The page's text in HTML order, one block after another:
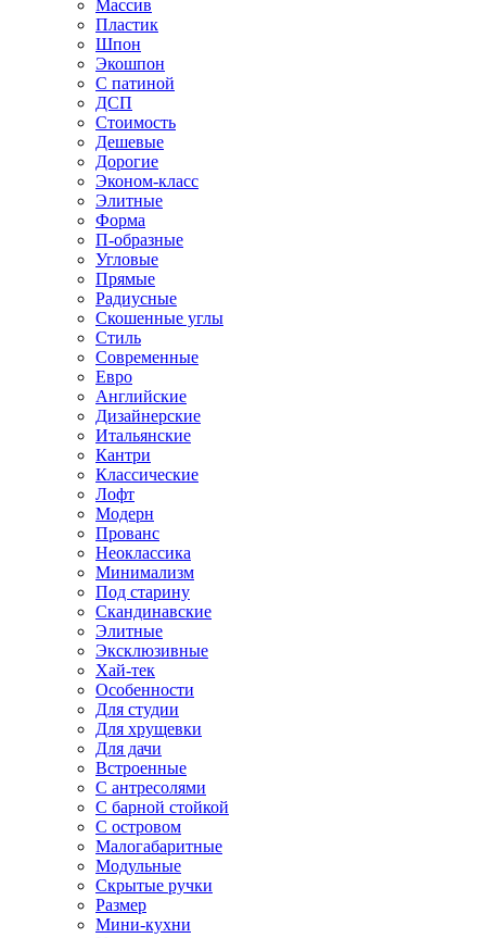
Массив
Пластик
Шпон
Экошпон
С патиной
ДСП
Стоимость
Дешевые
Дорогие
Эконом-класс
Элитные
Форма
П-образные
Угловые
Прямые
Радиусные
Скошенные углы
Стиль
Современные
Евро
Английские
Дизайнерские
Итальянские
Кантри
Классические
Лофт
Модерн
Прованс
Неоклассика
Минимализм
Под старину
Скандинавские
Элитные
Эксклюзивные
Хай-тек
Особенности
Для студии
Для хрущевки
Для дачи
Встроенные
С антресолями
С барной стойкой
С островом
Малогабаритные
Модульные
Скрытые ручки
Размер
Мини-кухни